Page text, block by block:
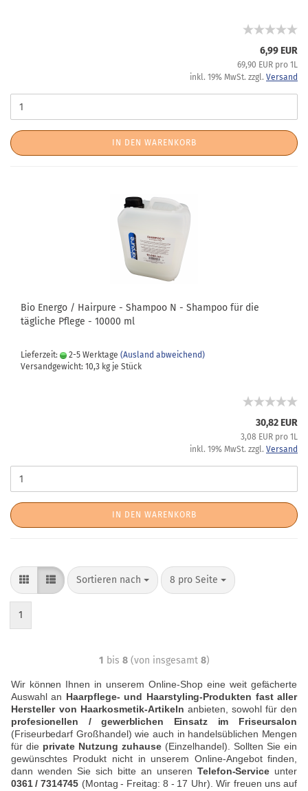
6,99 EUR
69,90 EUR pro 1L
inkl. 19% MwSt. zzgl. Versand
IN DEN WARENKORB
Bio Energo / Hairpure - Shampoo N - Shampoo für die
tägliche Pflege - 10000 ml
Lieferzeit: 2-5 Werktage (Ausland abweichend)
Versandgewicht: 10,3 kg je Stück
30,82 EUR
3,08 EUR pro 1L
inkl. 19% MwSt. zzgl. Versand
IN DEN WARENKORB
Sortieren nach 8 pro Seite
1
1 bis 8(von insgesamt 8)
Wir können Ihnen in unserem Online-Shop eine weit gefächerte
Auswahl an Haarpflege- und Haarstyling-Produkten fast aller
Hersteller von Haarkosmetik-Artikeln anbieten, sowohl für den
profesionellen / gewerblichen Einsatz im Friseursalon
(Friseurbedarf Großhandel) wie auch in handelsüblichen Mengen
für die private Nutzung zuhause(Einzelhandel). Sollten Sie ein
gewünschtes Produkt nicht in unserem Online-Angebot finden,
dann wenden Sie sich bitte an unseren Telefon-Service unter
0361 / 7314745 (Montag - Freitag: 8 - 17 Uhr). Wir freuen uns auf